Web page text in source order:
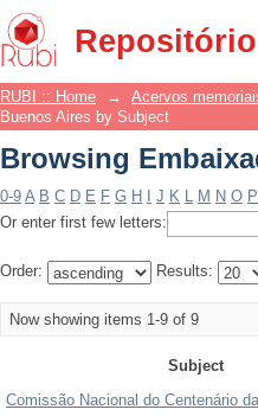
Browsing
RUBI :: Home → Acervos
Buenos Aires by Subject
Browsing
0-9 A B C D E F G H J K L M N O P
Or enter first few letters:
Order: Results:
Now showing items 1-9 of 9
Subject
Comissão Nacional do Centenário